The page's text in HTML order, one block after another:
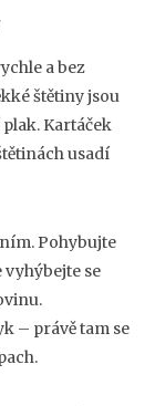
a bez
štětiny jsou
Kartáček
usadí
Pohybujte
se
– právě tam se